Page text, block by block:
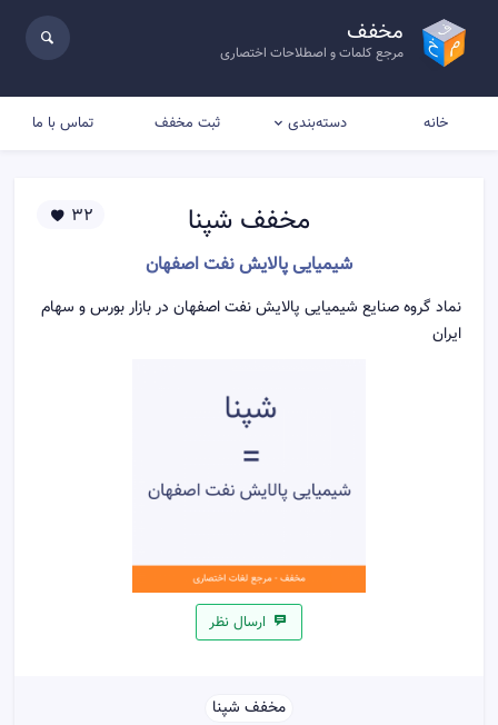
مخفف
مرجع کلمات و اصطلاحات اختصاری
خانه دسته‌بندی ثبت مخفف تماس با ما
مخفف شپنا
شیمیایی پالايش نفت اصفهان
32
نماد گروه صنایع شیمیایی پالايش نفت اصفهان در بازار بورس و سهام
ایران
ارسال نظر
مخفف شپنا